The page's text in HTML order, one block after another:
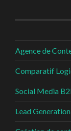
Agence de
Comparatif
Social Media
Lead